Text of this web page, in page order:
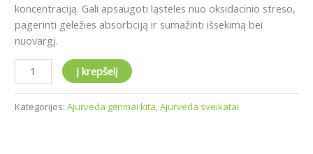
koncentraciją. Gali apsaugoti ląsteles nuo oksidacinio streso,
pagerinti geležies absorbciją ir sumažinti išsekimą bei
nuovargį.
Į krepšelį
Kategorijos: Ajurveda gėrimai kita,Ajurveda sveikatai